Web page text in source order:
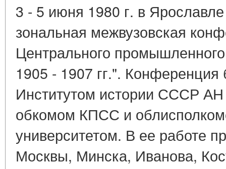
3 - 5 июня 1980 г. в
зональная межвузовская
Центрального
1905 - 1907 гг.". Конференция
Институтом истории СССР
обкомом КПСС и
университетом. В ее работе
Москвы, Минска, Иванова,